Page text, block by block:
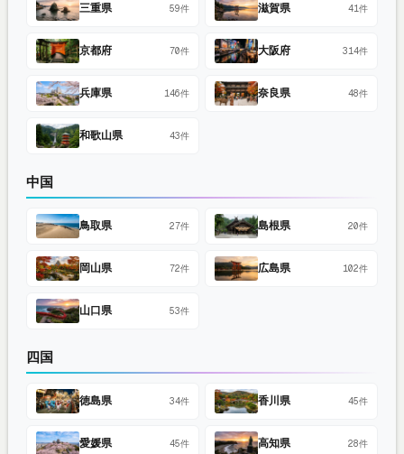
三重県 59件 滋賀県 41件
京都府 70件 大阪府 314件
兵庫県 146件 奈良県 48件
和歌山県 43件
中国
鳥取県 27件 島根県 20件
岡山県 72件 広島県 102件
山口県 53件
四国
徳島県 34件 香川県 45件
愛媛県 45件 高知県 28件